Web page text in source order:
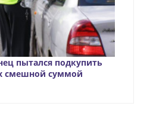
пытался подкупить
смешной суммой